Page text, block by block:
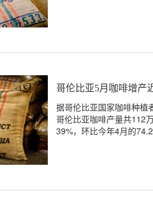
哥伦比亚5月咖啡增产
据哥伦比亚国家咖啡种植
哥伦比亚咖啡产量共112
39%，环比今年4月的